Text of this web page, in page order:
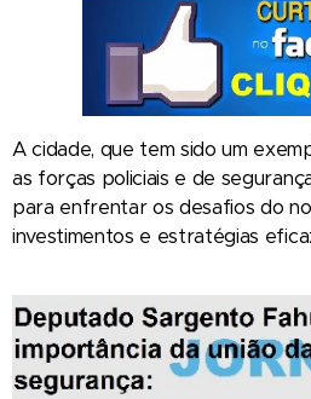
A cidade, que tem sido um
as forças policiais e de
para enfrentar os desafios do
investimentos e estratégias